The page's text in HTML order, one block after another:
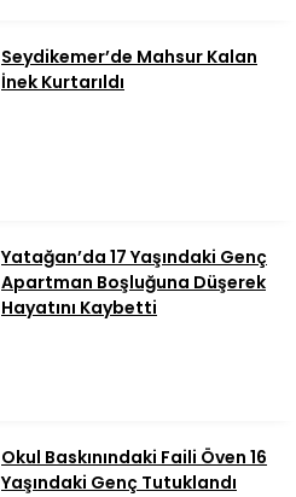
Seydikemer’de Mahsur Kalan
İnek Kurtarıldı
Yatağan’da 17 Yaşındaki Genç
Apartman Boşluğuna Düşerek
Hayatını Kaybetti
Okul Baskınındaki Faili Öven 16
Yaşındaki Genç Tutuklandı